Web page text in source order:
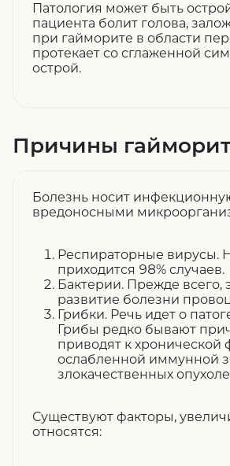
Патология может быть
пациента болит голова,
при гайморите в области
протекает со сглаженной
острой.
Причины
Болезнь носит
вредоносными
Респираторные вирусы.
приходится 98% случаев.
Бактерии. Прежде всего,
развитие болезни
Грибки. Речь идет о
Грибы редко бывают
приводят к хронической
ослабленной иммунной
злокачественных
Существуют факторы,
относятся: